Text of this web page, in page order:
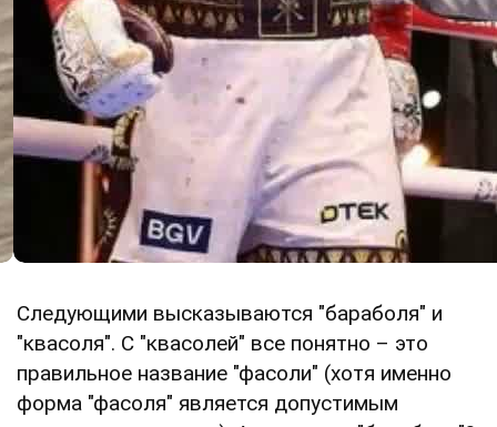
Следующими высказываются "бараболя" и
"квасоля". С "квасолей" все понятно – это
правильное название "фасоли" (хотя именно
форма "фасоля" является допустимым